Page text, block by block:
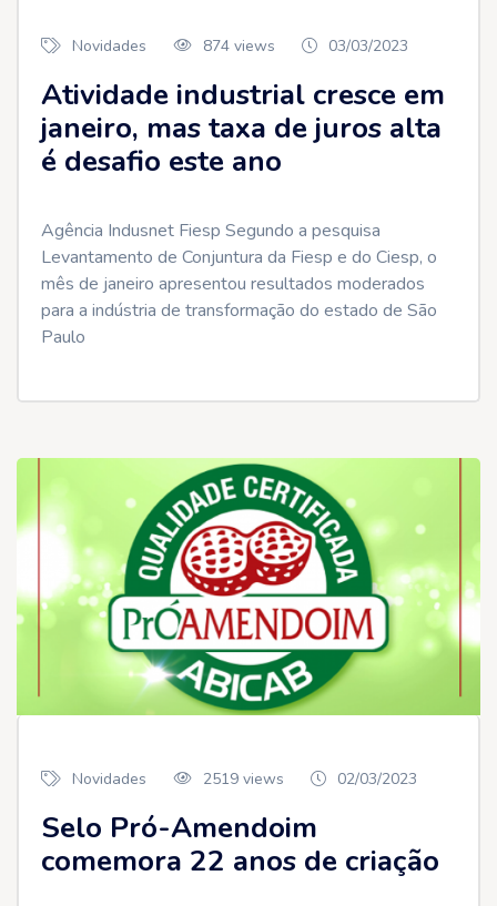
Novidades 874 views 03/03/2023
Atividade industrial cresce em
janeiro, mas taxa de juros alta
é desafio este ano
Agência Indusnet Fiesp Segundo a pesquisa
Levantamento de Conjuntura da Fiesp e do Ciesp, o
mês de janeiro apresentou resultados moderados
para a indústria de transformação do estado de São
Paulo
Novidades 2519 views 02/03/2023
Selo Pró-Amendoim
comemora 22 anos de criação